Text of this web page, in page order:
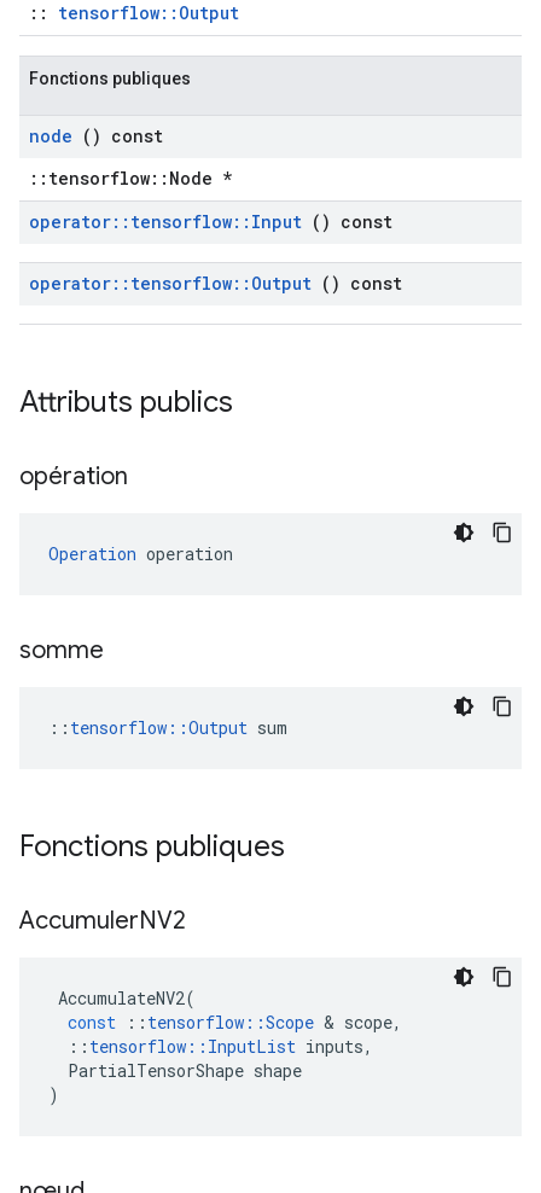
:: tensorflow::Output
Fonctions publiques
node () const
::tensorflow::Node *
operator:: tensorflow:: Input () const
operator:: tensorflow:: Output () const
Attributs publics
opération
Operation operation
somme
:: tensorflow::Output sum
Fonctions publiques
AccumulerNV2
AccumulateNV2(
const
:: tensorflow ::Scope & scope,
:: tensorflow :: InputList inputs,
PartialTensorShape shape
)